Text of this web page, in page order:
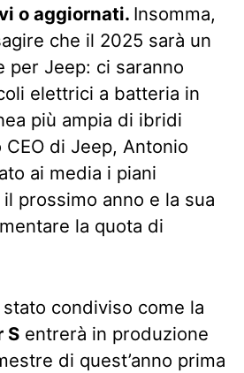
o aggiornati. Insomma,
che il 2025 sarà un
per Jeep: ci saranno
elettrici a batteria in
più ampia di ibridi
di Jeep, Antonio
ai media i piani
il prossimo anno e la sua
la quota di
condiviso come la
S entrerà in produzione
di quest’anno prima